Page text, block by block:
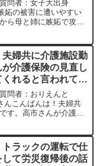
関係が破綻。どう
ろゆき切り抜き
質問者：女子大出身
妬の被害に遭いやすい
ら母と姉に嫉妬で攻撃
れ関係が破綻する事が
色々有...
夫婦共に介護施設勤
介護保険の見直し
れると言われてい
際そんな事が可能？
切り抜き
質問者：おりえんと
んこんばんは！夫婦共
す。高市さんが介護保
っている方達が大変で
が増える...
トラックの運転で仕
て労災復帰後の話